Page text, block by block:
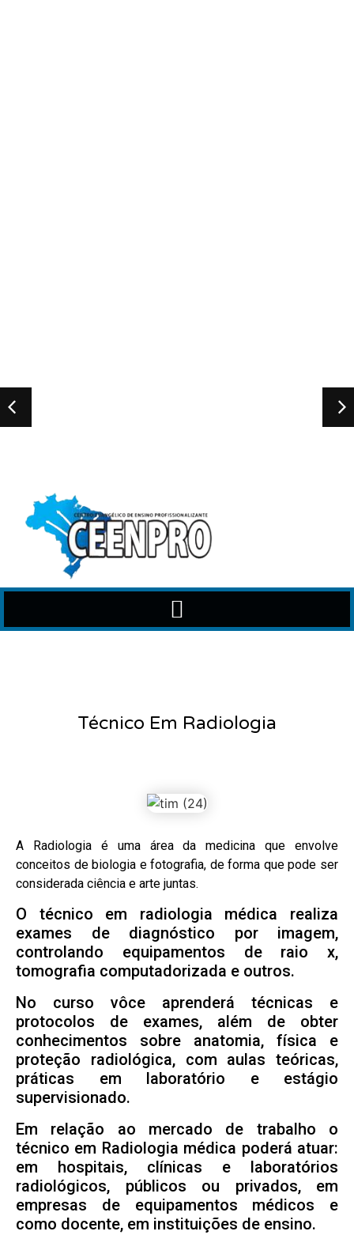
Técnico Em Radiologia
A Radiologia é uma área da medicina que envolve
conceitos de biologia e fotografia, de forma que pode ser
considerada ciência e arte juntas.
O técnico em radiologia médica realiza
exames de diagnóstico por imagem,
controlando equipamentos de raio x,
tomografia computadorizada e outros.
No curso vôce aprenderá técnicas e
protocolos de exames, além de obter
conhecimentos sobre anatomia, física e
proteção radiológica, com aulas teóricas,
práticas em laboratório e estágio
supervisionado.
Em relação ao mercado de trabalho o
técnico em Radiologia médica poderá atuar:
em hospitais, clínicas e laboratórios
radiológicos, públicos ou privados, em
empresas de equipamentos médicos e
como docente, em instituições de ensino.